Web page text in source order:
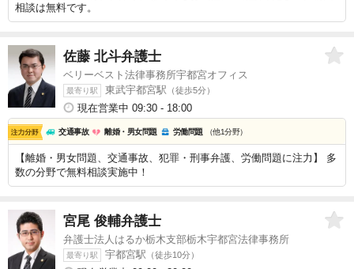
相談は無料です。
佐藤 北斗弁護士
ベリーベスト法律事務所宇都宮オフィス
最寄り駅 東武宇都宮駅 （徒歩5分）
現在営業中 09:30 - 18:00
交通事故 離婚・男女問題 労働問題 （他1分野）
【離婚・男女問題、交通事故、犯罪・刑事弁護、労働問題に注力】 多
数の分野で無料相談実施中！
宮尾 俊輔弁護士
弁護士法人はるか栃木支部栃木宇都宮法律事務所
最寄り駅 宇都宮駅 （徒歩10分）